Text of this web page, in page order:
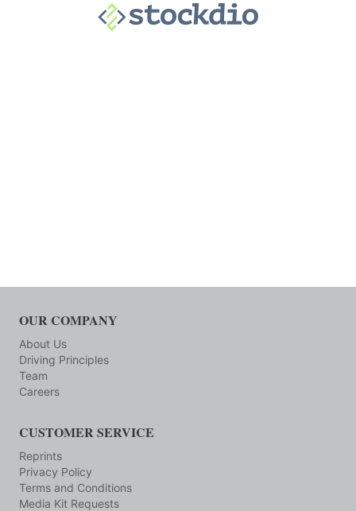
OUR COMPANY
About Us
Driving Principles
Team
Careers
CUSTOMER SERVICE
Reprints
Privacy Policy
Terms and Conditions
Media Kit Requests